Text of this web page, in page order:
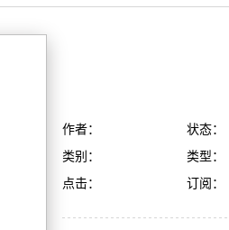
作者：
状态：
类别：
类型：
点击：
订阅：